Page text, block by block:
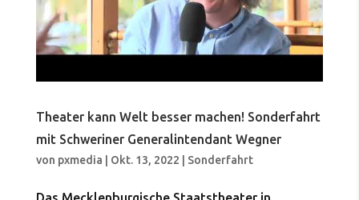
Theater kann Welt besser machen! Sonderfahrt
mit Schweriner Generalintendant Wegner
von pxmedia Okt. 13, 2022 Sonderfahrt